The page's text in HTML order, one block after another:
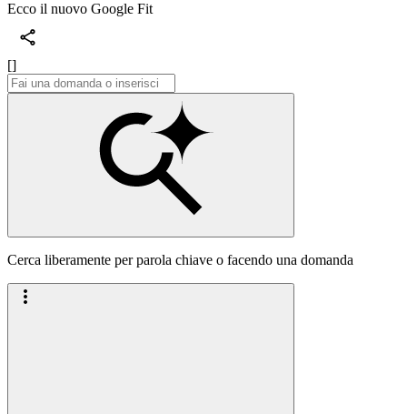
Ecco il nuovo Google Fit
[]
Cerca liberamente per parola chiave o facendo una domanda